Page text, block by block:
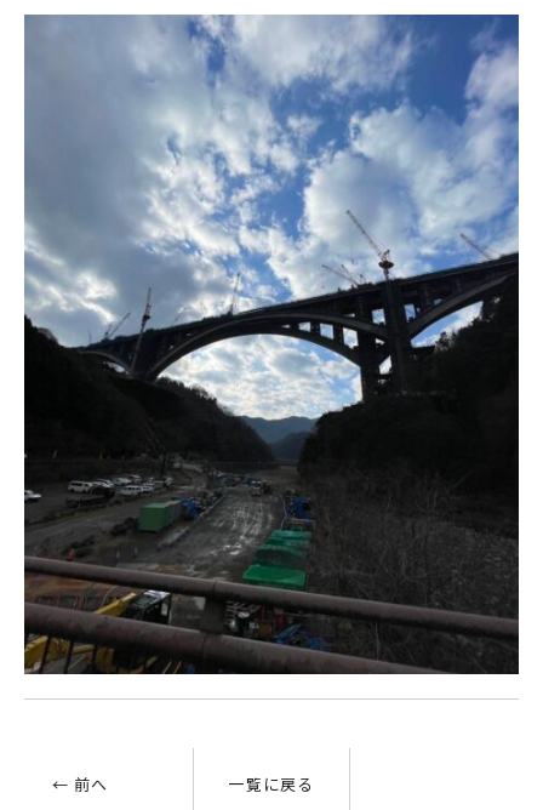
← 前へ 一覧に戻る